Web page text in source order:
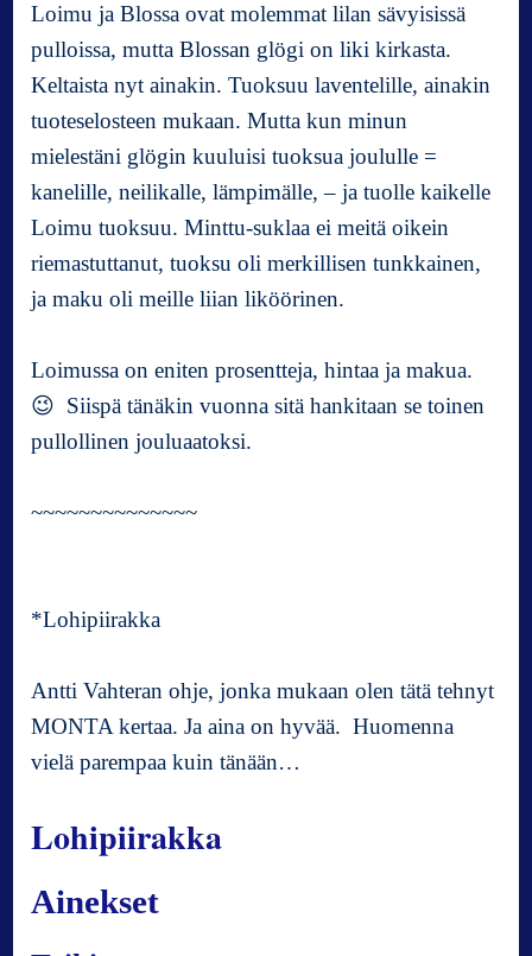
Loimu ja Blossa ovat molemmat lilan sävyisissä
pulloissa, mutta Blossan glögi on liki kirkasta.
Keltaista nyt ainakin. Tuoksuu laventelille, ainakin
tuoteselosteen mukaan. Mutta kun minun
mielestäni glögin kuuluisi tuoksua joululle =
kanelille, neilikalle, lämpimälle, – ja tuolle kaikelle
Loimu tuoksuu. Minttu-suklaa ei meitä oikein
riemastuttanut, tuoksu oli merkillisen tunkkainen,
ja maku oli meille liian liköörinen.
Loimussa on eniten prosentteja, hintaa ja makua.
😉 Siispä tänäkin vuonna sitä hankitaan se toinen
pullollinen jouluaatoksi.
~~~~~~~~~~~~~~
*Lohipiirakka
Antti Vahteran ohje, jonka mukaan olen tätä tehnyt
MONTA kertaa. Ja aina on hyvää. Huomenna
vielä parempaa kuin tänään…
Lohipiirakka
Ainekset